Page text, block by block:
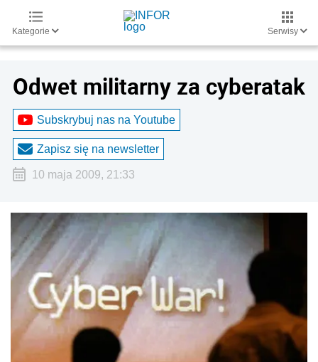
Kategorie Serwisy
Odwet militarny za cyberatak
Subskrybuj nas na Youtube
Zapisz się na newsletter
10 maja 2009, 21:33